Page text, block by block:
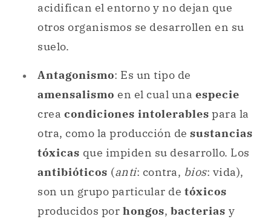
acidifican el entorno y no dejan que
otros organismos se desarrollen en su
suelo.
Antagonismo: Es un tipo de
amensalismo en el cual una especie
crea condiciones intolerables para la
otra, como la producción de sustancias
tóxicas que impiden su desarrollo. Los
antibióticos (anti: contra, bios: vida),
son un grupo particular de tóxicos
producidos por hongos, bacterias y